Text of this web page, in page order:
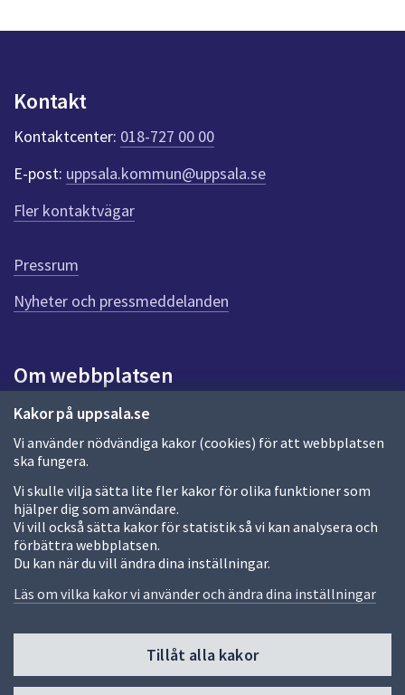
Kakor på uppsala.se
Vi använder nödvändiga kakor (cookies) för att webbplatsen
ska fungera.
Vi skulle vilja sätta lite fler kakor för olika funktioner som
hjälper dig som användare.
Vi vill också sätta kakor för statistik så vi kan analysera och
förbättra webbplatsen.
Du kan när du vill ändra dina inställningar.
Läs om vilka kakor vi använder och ändra dina inställningar
Tillåt alla kakor
y
n
t
r
ö
e
n
n
i
d
a
Kontakt
Kontaktcenter: 018-727 00 00
E-post: uppsala.kommun@uppsala.se
Fler kontaktvägar
Pressrum
Nyheter och pressmeddelanden
Om webbplatsen
Om webbplatsen
Allmänna handlingar och diarium
Behandling av personuppgifter
Kakor
Språk (other languages)
Tillgänglighetsredogörelse
Fler sätt att följa oss